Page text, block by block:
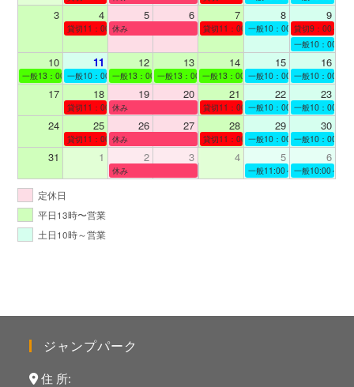
3 4 5 6 7 8 9
貸切11：00～12：00
休み 貸切11：00～12：00一般10：00～19：00
貸切9：00～10
一般10：00～
10 11 12 13 14 15 16
一般13：00～19：00一般10：00～19：00一般13：00～19：00一般13：00～19：00一般13：00～19：00一般10：00～19：00
一般10：00～
17 18 19 20 21 22 23
貸切11：00～12：00
休み 貸切11：00～13：00一般10：00～19：00
一般10：00～
24 25 26 27 28 29 30
貸切11：00～13：00
休み 貸切11：00～12：00一般10：00～19：00
一般10：00～
31 1 2 3 4 5 6
休み 一般11:00～19:00一般10:00～
定休日
平日13時〜営業
土日10時～営業
ジャンプパーク
住 所: